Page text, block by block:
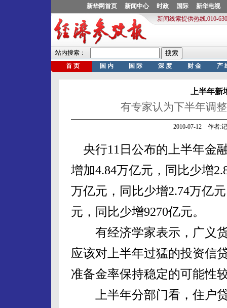
上半年
有专家认为下半年调
2010-07-12 作者:
央行11日公布的上半年金
增加4.84万亿元，同比少增
万亿元，同比少增2.74万亿
元，同比少增9270亿元。
有经济学家表示，广义货
应该对上半年过猛的投资信
准备金率保持稳定的可能性
上半年分部门看，住户贷